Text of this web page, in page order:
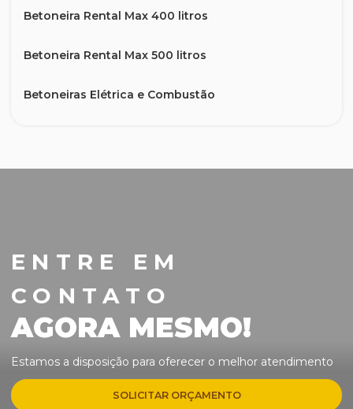
Betoneira Rental Max 400 litros
Betoneira Rental Max 500 litros
Betoneiras Elétrica e Combustão
Cortador de parede manual
Desbastadora de Concreto P/ Parede Hilti
Disco Diamantado 350 ou 450 MM
Fresadora / Escarificadora
Insertos Diamantados
ENTRE EM
CONTATO
AGORA MESMO!
Estamos a disposição para oferecer o melhor atendimento
SOLICITAR ORÇAMENTO